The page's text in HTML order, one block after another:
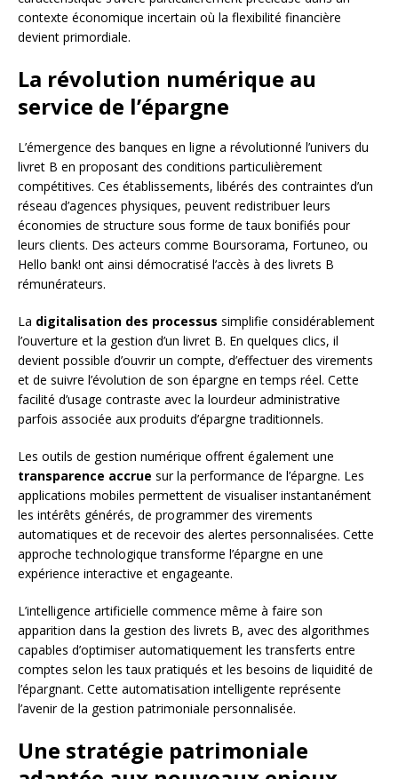
contexte économique incertain où la flexibilité financière
devient primordiale.
La révolution numérique au
service de l’épargne
L’émergence des banques en ligne a révolutionné l’univers du
livret B en proposant des conditions particulièrement
compétitives. Ces établissements, libérés des contraintes d’un
réseau d’agences physiques, peuvent redistribuer leurs
économies de structure sous forme de taux bonifiés pour
leurs clients. Des acteurs comme Boursorama, Fortuneo, ou
Hello bank! ont ainsi démocratisé l’accès à des livrets B
rémunérateurs.
La digitalisation des processus simplifie considérablement
l’ouverture et la gestion d’un livret B. En quelques clics, il
devient possible d’ouvrir un compte, d’effectuer des virements
et de suivre l’évolution de son épargne en temps réel. Cette
facilité d’usage contraste avec la lourdeur administrative
parfois associée aux produits d’épargne traditionnels.
Les outils de gestion numérique offrent également une
transparence accrue sur la performance de l’épargne. Les
applications mobiles permettent de visualiser instantanément
les intérêts générés, de programmer des virements
automatiques et de recevoir des alertes personnalisées. Cette
approche technologique transforme l’épargne en une
expérience interactive et engageante.
L’intelligence artificielle commence même à faire son
apparition dans la gestion des livrets B, avec des algorithmes
capables d’optimiser automatiquement les transferts entre
comptes selon les taux pratiqués et les besoins de liquidité de
l’épargnant. Cette automatisation intelligente représente
l’avenir de la gestion patrimoniale personnalisée.
Une stratégie patrimoniale